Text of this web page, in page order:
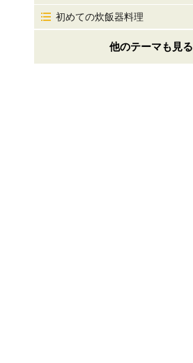
初めての炊飯器料理
他のテーマも見る